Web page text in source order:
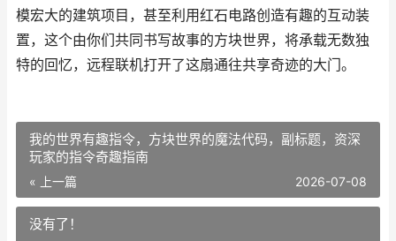
模宏大的建筑项目，甚至利用红石电路创造有趣的互动装
置，这个由你们共同书写故事的方块世界，将承载无数独
特的回忆，远程联机打开了这扇通往共享奇迹的大门。
我的世界有趣指令，方块世界的魔法代码，副标题，资深
玩家的指令奇趣指南
« 上一篇 2026-07-08
没有了！